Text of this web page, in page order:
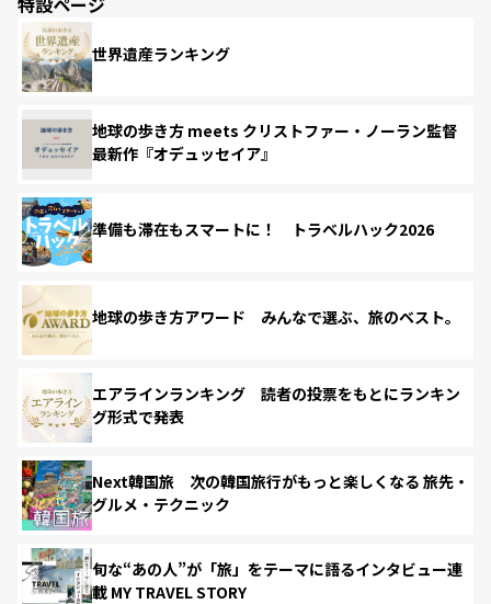
世界遺産ランキング
地球の歩き方 meets クリストファー・ノーラン監督
最新作『オデュッセイア』
準備も滞在もスマートに！ トラベルハック2026
地球の歩き方アワード みんなで選ぶ、旅のベスト。
エアラインランキング 読者の投票をもとにランキン
グ形式で発表
Next韓国旅 次の韓国旅行がもっと楽しくなる 旅先・
グルメ・テクニック
旬な“あの人”が「旅」をテーマに語るインタビュー連
載 MY TRAVEL STORY